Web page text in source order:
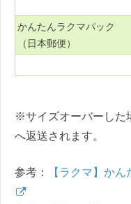
かんたんラクマパック
（日本郵便）
※サイズオーバーした
へ返送されます。
参考： 【ラクマ】か